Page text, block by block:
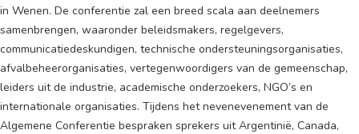
in Wenen. De conferentie zal een breed scala aan deelnemers
samenbrengen, waaronder beleidsmakers, regelgevers,
communicatiedeskundigen, technische ondersteuningsorganisaties,
afvalbeheerorganisaties, vertegenwoordigers van de gemeenschap,
leiders uit de industrie, academische onderzoekers, NGO’s en
internationale organisaties. Tijdens het nevenevenement van de
Algemene Conferentie bespraken sprekers uit Argentinië, Canada,